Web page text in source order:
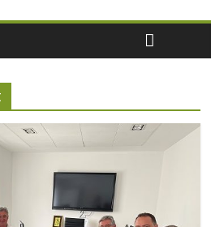
en los precios
y Alimentación autoriza el